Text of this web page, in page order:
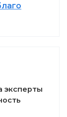
эксперты